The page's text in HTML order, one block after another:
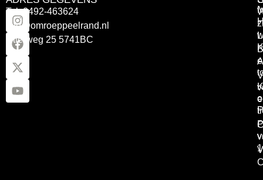
Tel: 0492-463624
info@omroeppeelrand.nl
Otterweg 25 5741BC